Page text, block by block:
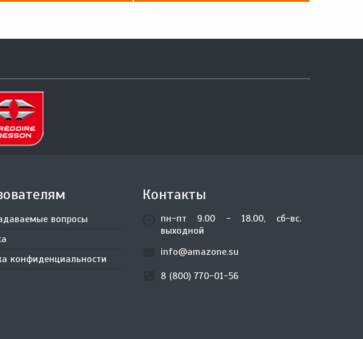
вопросы
конфиденциальности
Контакты
пн-пт 9.00 - 18.00, сб-вс.
выходной
info@amazone.su
8 (800) 770-01-56